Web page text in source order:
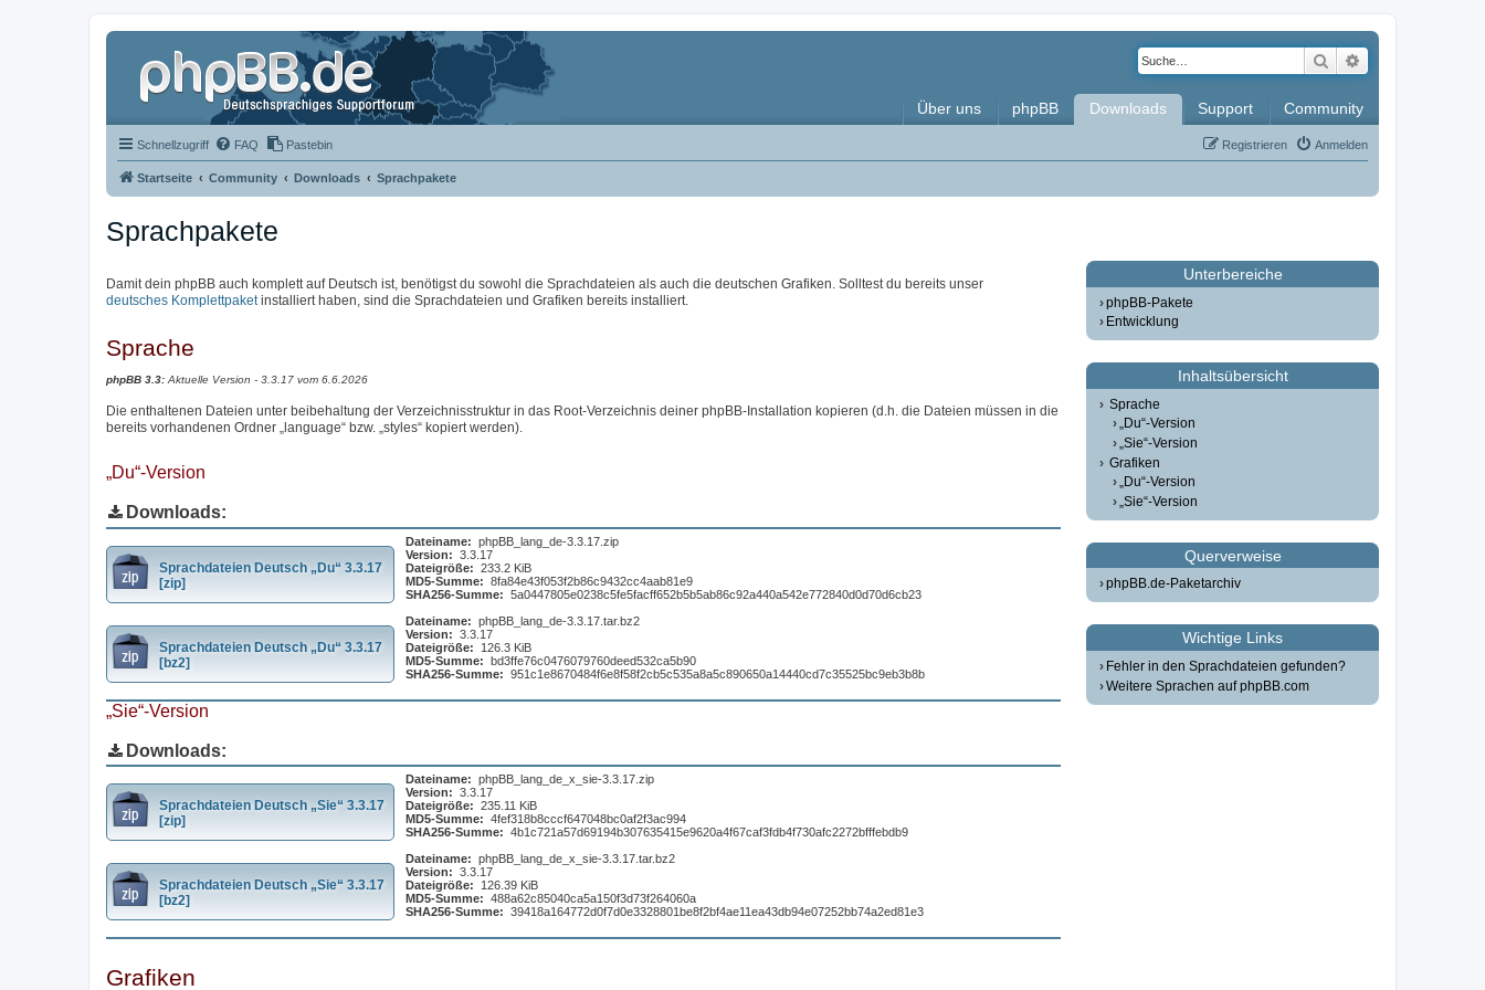
Suche
Über uns phpBB Downloads Support Community
Schnellzugriff FAQ Pastebin Anmelden
Registrieren
Startseite Community Downloads Sprachpakete
Sprachpakete
Damit dein phpBB auch komplett auf Deutsch ist, benötigst du sowohl die Sprachdateien als auch die deutschen Grafiken. Solltest du bereits unser
deutsches Komplettpaketinstalliert haben, sind die Sprachdateien und Grafiken bereits installiert.
Sprache
phpBB 3.3:Aktuelle Version - 3.3.17 vom 6.6.2026
Die enthaltenen Dateien unter beibehaltung der Verzeichnisstruktur in das Root-Verzeichnis deiner phpBB-Installation kopieren (d.h. die Dateien müssen in die
bereits vorhandenen Ordner „language“ bzw. „styles“ kopiert werden).
„Du“-Version
Downloads:
Sprachdateien Deutsch „Du“ 3.3.17
[zip]
Dateiname: phpBB_lang_de-3.3.17.zip
Version: 3.3.17
Dateigröße: 233.2 KiB
MD5-Summe: 8fa84e43f053f2b86c9432cc4aab81e9
SHA256-Summe: 5a0447805e0238c5fe5facff652b5b5ab86c92a440a542e772840d0d70d6cb23
Sprachdateien Deutsch „Du“ 3.3.17
[bz2]
Dateiname: phpBB_lang_de-3.3.17.tar.bz2
Version: 3.3.17
Dateigröße:
126.3 KiB
MD5-Summe: bd3ffe76c0476079760deed532ca5b90
SHA256-Summe: 951c1e8670484f6e8f58f2cb5c535a8a5c890650a14440cd7c35525bc9eb3b8b
„Sie“-Version
Downloads:
Sprachdateien Deutsch „Sie“ 3.3.17
[zip]
Dateiname: phpBB_lang_de_x_sie-3.3.17.zip
Version: 3.3.17
Dateigröße: 235.11 KiB
MD5-Summe: 4fef318b8cccf647048bc0af2f3ac994
SHA256-Summe: 4b1c721a57d69194b307635415e9620a4f67caf3fdb4f730afc2272bfffebdb9
Sprachdateien Deutsch „Sie“ 3.3.17
[bz2]
Dateiname: phpBB_lang_de_x_sie-3.3.17.tar.bz2
Version: 3.3.17
Dateigröße:
126.39 KiB
MD5-Summe: 488a62c85040ca5a150f3d73f264060a
SHA256-Summe: 39418a164772d0f7d0e3328801be8f2bf4ae11ea43db94e07252bb74a2ed81e3
Grafiken
Unterbereiche
phpBB-Pakete
Entwicklung
Inhaltsübersicht
Sprache
„Du“-Version
„Sie“-Version
Grafiken
„Du“-Version
„Sie“-Version
Querverweise
phpBB.de-Paketarchiv
Wichtige Links
Fehler in den Sprachdateien gefunden?
Weitere Sprachen auf phpBB.com